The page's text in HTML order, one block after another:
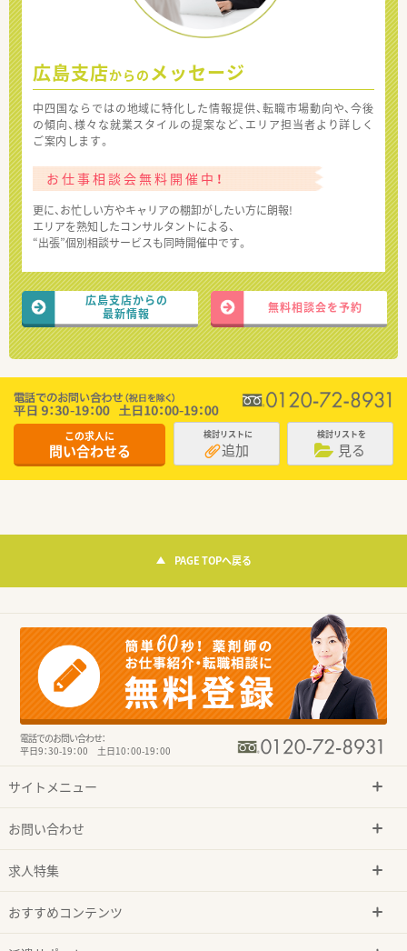
広島支店からの メッセージ
中四国ならではの地域に特化した情報提供、転職市場動向や、今後
の傾向、様々な就業スタイルの提案など、エリア担当者より詳しく
ご案内します。
お仕事相談会無料開催中！
更に、お忙しい方やキャリアの棚卸がしたい方に朗報!
エリアを熟知したコンサルタントによる、
“出張”個別相談サービスも同時開催中です。
広島支店からの
最新情報
無料相談会を予約
この求人に
問い合わせる
検討リストに
追加
検討リストを
見る
PAGE TOPへ戻る
電話でのお問い合わせ：
平日9：30-19：00 土日10：00-19：00
サイトメニュー
お問い合わせ
求人特集
おすすめコンテンツ